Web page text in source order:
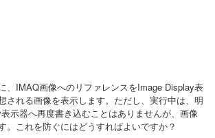
、IMAQ画像へのリファレンスをImage Display表
される画像を表示します。ただし、実行中は、明
示器へ再度書き込むことはありませんが、画像
。これを防ぐにはどうすればよいですか？